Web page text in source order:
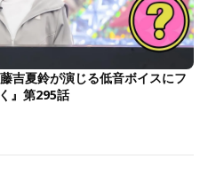
吉夏鈴が演じる低音ボイスにフ
』第295話